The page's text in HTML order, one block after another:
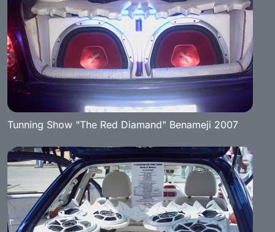
Tunning Show "The Red Diamand" Benameji 2007